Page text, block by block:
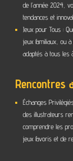
de l’année 2024,
tendances et
Jeux pour Tous :
jeux familiaux, ou
adaptés à tous les
Rencontres
Échanges
des illustrateurs
comprendre les
jeux favoris et de